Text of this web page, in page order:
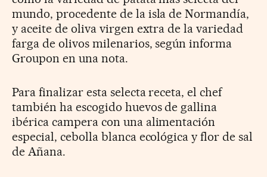
mundo, procedente de la isla de Normandía,
y aceite de oliva virgen extra de la variedad
farga de olivos milenarios, según informa
Groupon en una nota.
Para finalizar esta selecta receta, el chef
también ha escogido huevos de gallina
ibérica campera con una alimentación
especial, cebolla blanca ecológica y flor de sal
de Añana.